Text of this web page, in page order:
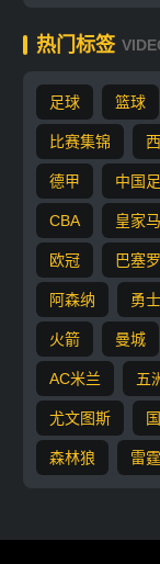
热门标签
足球 篮球
比赛集锦
德甲 中国
CBA 皇家
欧冠 巴塞
阿森纳 勇士
火箭 曼城
AC米兰 五
尤文图斯
森林狼 雷霆